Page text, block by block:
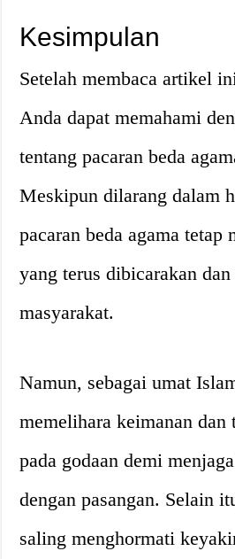
Kesimpulan
Setelah membaca artikel
Anda dapat memahami
tentang pacaran beda
Meskipun dilarang dalam
pacaran beda agama tetap
yang terus dibicarakan
masyarakat.
Namun, sebagai umat
memelihara keimanan dan
pada godaan demi
dengan pasangan. Selain
saling menghormati